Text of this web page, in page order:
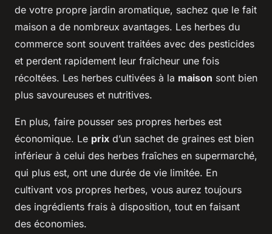
de votre propre jardin aromatique, sachez que le fait
maison a de nombreux avantages. Les herbes du
commerce sont souvent traitées avec des pesticides
et perdent rapidement leur fraîcheur une fois
récoltées. Les herbes cultivées à la maison sont bien
plus savoureuses et nutritives.
En plus, faire pousser ses propres herbes est
économique. Le prix d’un sachet de graines est bien
inférieur à celui des herbes fraîches en supermarché,
qui plus est, ont une durée de vie limitée. En
cultivant vos propres herbes, vous aurez toujours
des ingrédients frais à disposition, tout en faisant
des économies.